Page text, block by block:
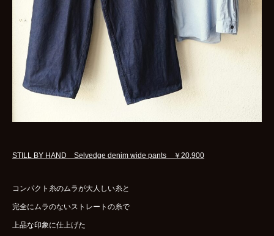
STILL BY HAND Selvedge denim wide pants ￥20,900
コンパクト糸のムラが大人しい糸と
完全にムラのないストレートの糸で
上品な印象に仕上げた